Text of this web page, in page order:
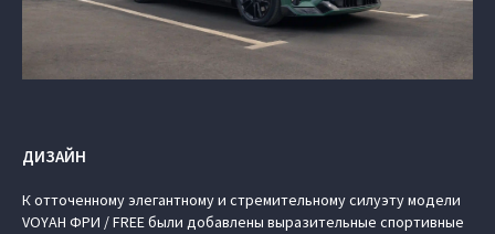
ДИЗАЙН
К отточенному элегантному и стремительному силуэту модели
VOYAH ФРИ / FREE были добавлены выразительные спортивные